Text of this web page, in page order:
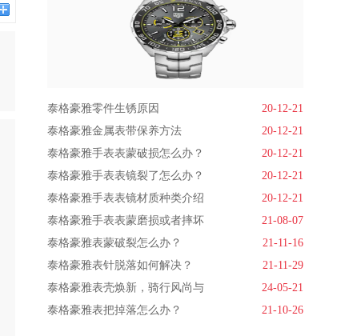
泰格豪雅零件生锈原因
20-12-21
泰格豪雅金属表带保养方法
20-12-21
泰格豪雅手表表蒙破损怎么办？
20-12-21
泰格豪雅手表表镜裂了怎么办？
20-12-21
泰格豪雅手表表镜材质种类介绍
20-12-21
泰格豪雅手表表蒙磨损或者摔坏
21-08-07
泰格豪雅表蒙破裂怎么办？
21-11-16
泰格豪雅表针脱落如何解决？
21-11-29
泰格豪雅表壳焕新，骑行风尚与
24-05-21
泰格豪雅表把掉落怎么办？
21-10-26